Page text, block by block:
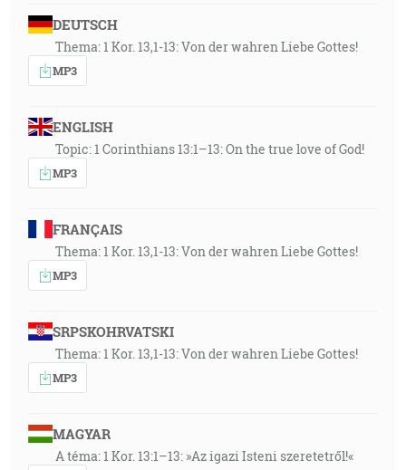
DEUTSCH
Thema: 1 Kor. 13,1-13: Von der wahren Liebe Gottes!
MP3
ENGLISH
Topic: 1 Corinthians 13:1–13: On the true love of God!
MP3
FRANÇAIS
Thema: 1 Kor. 13,1-13: Von der wahren Liebe Gottes!
MP3
SRPSKOHRVATSKI
Thema: 1 Kor. 13,1-13: Von der wahren Liebe Gottes!
MP3
MAGYAR
A téma: 1 Kor. 13:1–13: »Az igazi Isteni szeretetről!«